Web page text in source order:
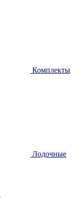
Комплекты
Лодочные